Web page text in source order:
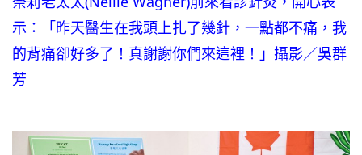
示：「昨天醫生在我頭上扎了幾針，一點都不痛，我
的背痛卻好多了！真謝謝你們來這裡！」攝影／吳群
芳